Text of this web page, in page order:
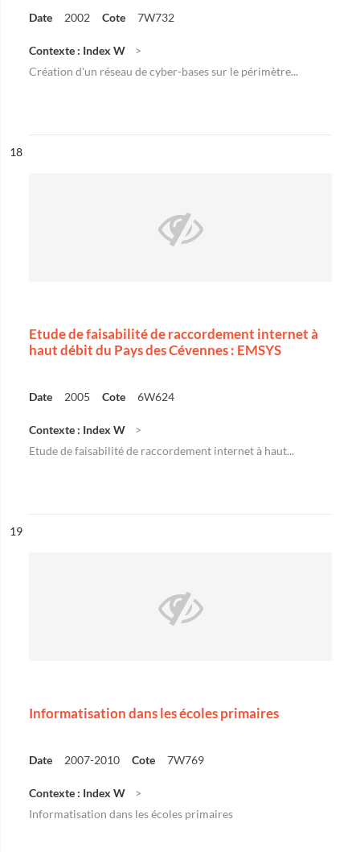
Date 2002 Cote 7W732
Contexte : Index W
Création d'un réseau de cyber-bases sur le périmètre...
n°
18
Etude de faisabilité de raccordement internet à
haut débit du Pays des Cévennes : EMSYS
Date 2005 Cote 6W624
Contexte : Index W
Etude de faisabilité de raccordement internet à haut...
n°
19
Informatisation dans les écoles primaires
Date 2007-2010 Cote 7W769
Contexte : Index W
Informatisation dans les écoles primaires